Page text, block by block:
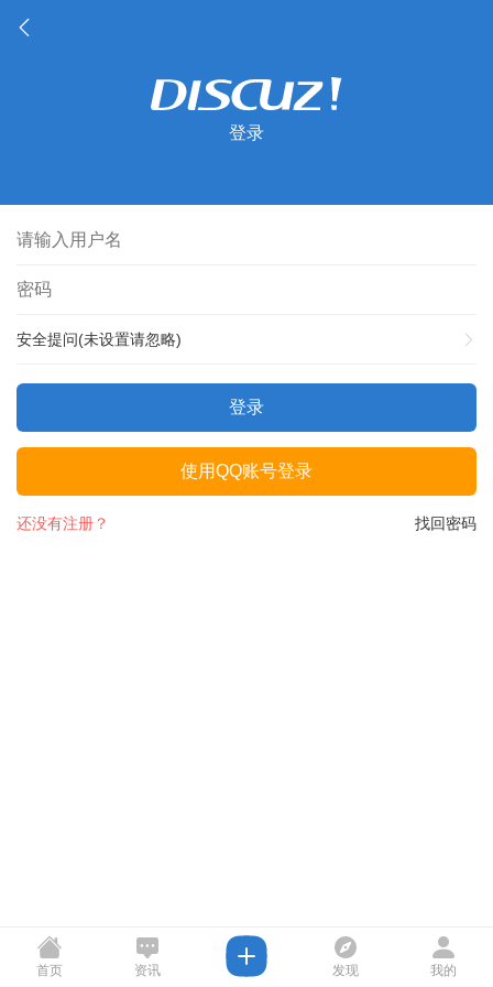
登录
安全提问(未设置请忽略)
登录
使用QQ账号登录
找回密码
还没有注册？
首页 资讯 发现 我的